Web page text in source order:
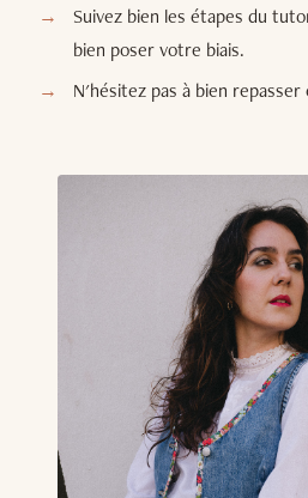
Suivez bien les étapes du
bien poser votre biais.
N'hésitez pas à bien